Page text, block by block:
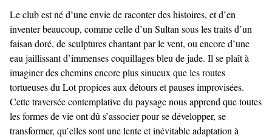
Le club est né d’une envie de raconter des histoires, et d’en
inventer beaucoup, comme celle d’un Sultan sous les traits d’un
faisan doré, de sculptures chantant par le vent, ou encore d’une
eau jaillissant d’immenses coquillages bleu de jade. Il se plaît à
imaginer des chemins encore plus sinueux que les routes
tortueuses du Lot propices aux détours et pauses improvisées.
Cette traversée contemplative du paysage nous apprend que toutes
les formes de vie ont dû s’associer pour se développer, se
transformer, qu’elles sont une lente et inévitable adaptation à